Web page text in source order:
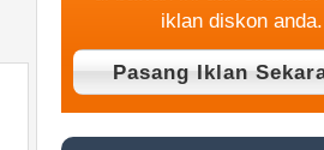
iklan diskon anda.